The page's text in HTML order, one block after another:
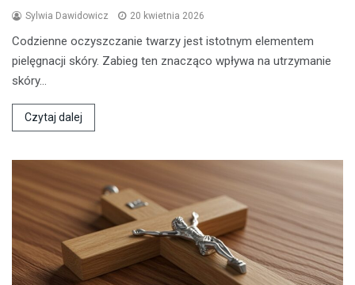
Sylwia Dawidowicz 20 kwietnia 2026
Codzienne oczyszczanie twarzy jest istotnym elementem
pielęgnacji skóry. Zabieg ten znacząco wpływa na utrzymanie
skóry…
Czytaj dalej